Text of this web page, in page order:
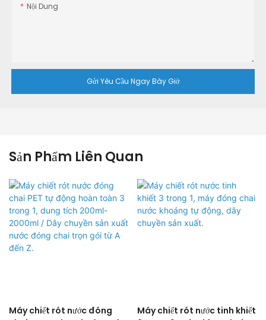
Nội Dung
Gửi Yêu Cầu Ngay Bây Giờ
Sản Phẩm Liên Quan
Máy chiết rót nước đóng
Máy chiết rót nước tinh khiết